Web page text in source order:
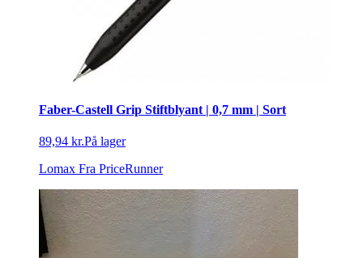
Faber-Castell Grip Stiftblyant | 0,7 mm | Sort
89,94 kr.På lager
Lomax Fra PriceRunner